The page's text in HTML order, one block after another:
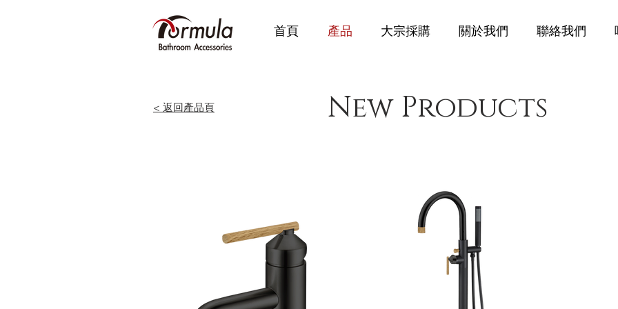
首頁 產品 大宗採購 關於我們 聯絡我們
New Products
< 返回產品頁